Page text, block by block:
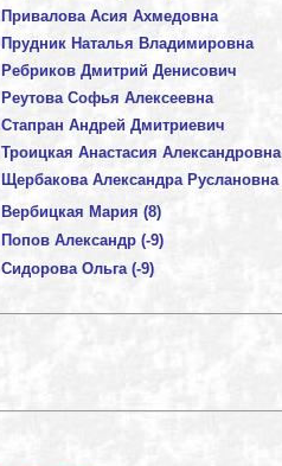
Привалова Асия Ахмедовна
Прудник Наталья Владимировна
Ребриков Дмитрий Денисович
Реутова Софья Алексеевна
Стапран Андрей Дмитриевич
Троицкая Анастасия Александровна
Щербакова Александра Руслановна
Вербицкая Мария (8)
Попов Александр (-9)
Сидорова Ольга (-9)